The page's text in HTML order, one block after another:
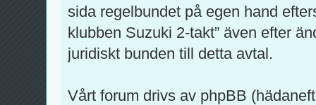
sida regelbundet på egen hand
klubben Suzuki 2-takt” även efter
juridiskt bunden till detta avtal.
Vårt forum drivs av phpBB